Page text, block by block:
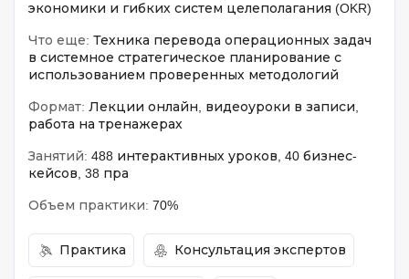
экономики и гибких систем целеполагания (OKR)
Что еще: Техника перевода операционных задач
в системное стратегическое планирование с
использованием проверенных методологий
Формат: Лекции онлайн, видеоуроки в записи,
работа на тренажерах
Занятий: 488 интерактивных уроков, 40 бизнес-
кейсов, 38 пра
Объем практики: 70%
Практика Консультация экспертов